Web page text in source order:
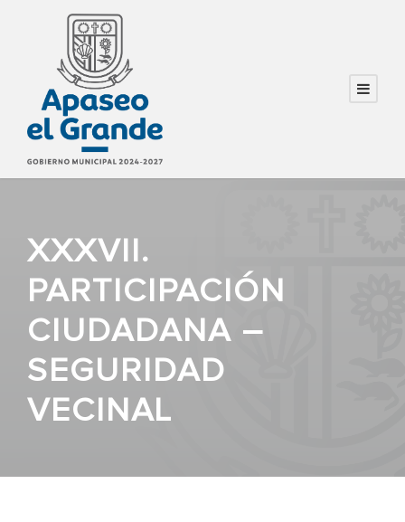
XXXVII.
PARTICIPACIÓN
CIUDADANA –
SEGURIDAD
VECINAL